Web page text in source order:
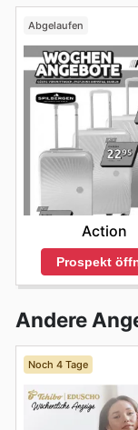
Abgelaufen
Action
Prospekt
Andere
Noch 4 Tage